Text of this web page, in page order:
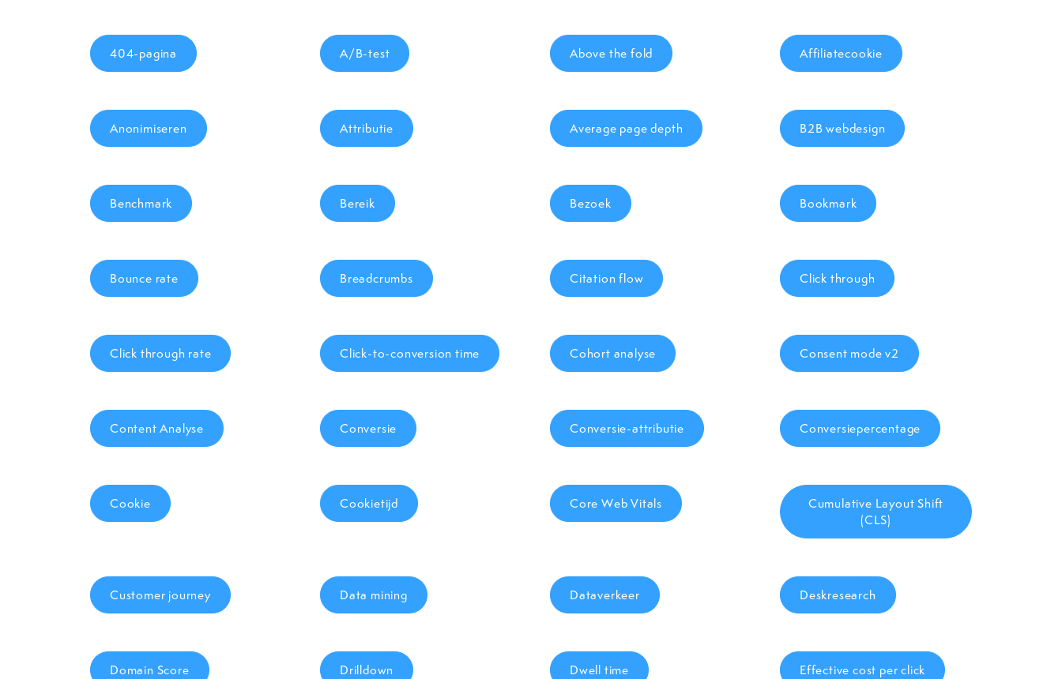
404-pagina A/B-test Above the fold Affiliatecookie
Anonimiseren Attributie Average page depth B2B webdesign
Benchmark Bereik Bezoek Bookmark
Bounce rate Breadcrumbs Citation flow Click through
Click through rate Click-to-conversion time Cohort analyse Consent mode v2
Content Analyse Conversie Conversie-attributie Conversiepercentage
Cookie Cookietijd Core Web Vitals
Cumulative Layout Shift
(CLS)
Customer journey Data mining Dataverkeer Deskresearch
Domain Score Drilldown Dwell time Effective cost per click